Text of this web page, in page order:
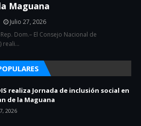
Maguana
Julio 27, 2026
Dom.– El Consejo Nacional de
reali…
realiza Jornada de inclusión social en
de la Maguana
2026